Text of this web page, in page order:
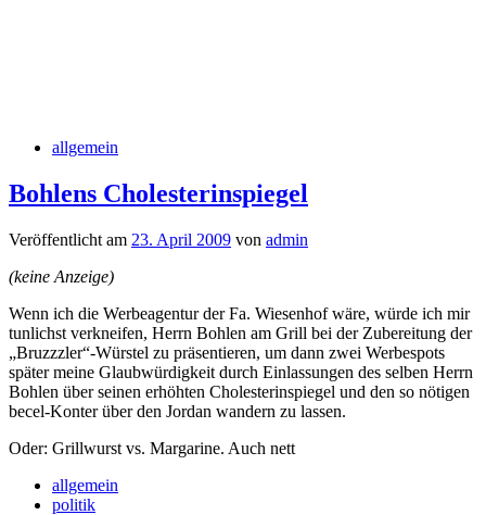
allgemein
Bohlens Cholesterinspiegel
Veröffentlicht am 23. April 2009 von admin
(keine Anzeige)
Wenn ich die Werbeagentur der Fa. Wiesenhof wäre, würde ich mir
tunlichst verkneifen, Herrn Bohlen am Grill bei der Zubereitung der
„Bruzzzler“-Würstel zu präsentieren, um dann zwei Werbespots
später meine Glaubwürdigkeit durch Einlassungen des selben Herrn
Bohlen über seinen erhöhten Cholesterinspiegel und den so nötigen
becel-Konter über den Jordan wandern zu lassen.
Oder: Grillwurst vs. Margarine. Auch nett
allgemein
politik